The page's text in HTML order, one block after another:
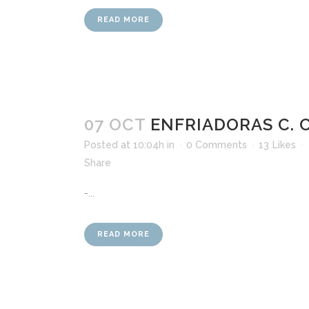
READ MORE
07 OCT ENFRIADORAS C.
Posted at 10:04h in 0 Comments 13
Likes
Share
-...
READ MORE
Avda. Doctor Jiménez Díaz, nº 14,
Email: info@cbp-ic.com
Móvil: +34 647 837 278